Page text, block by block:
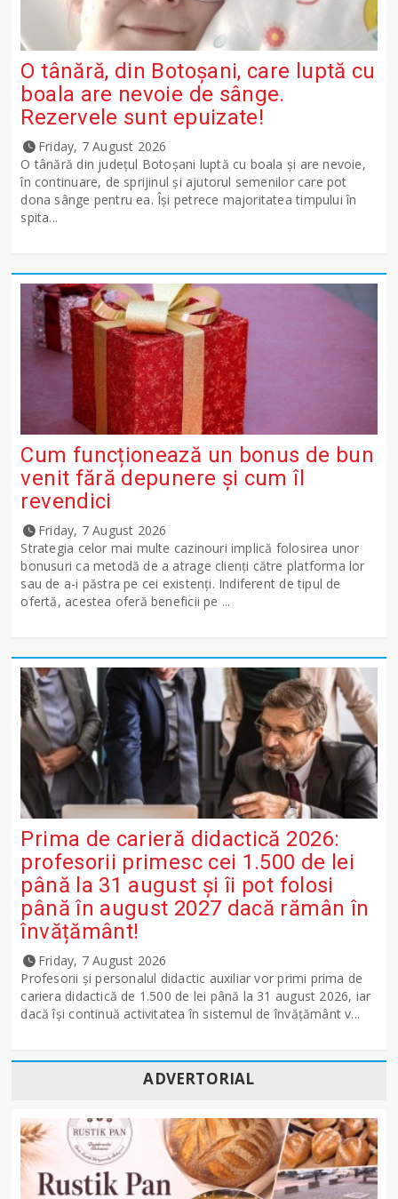
O tânără, din Botoșani, care luptă cu
boala are nevoie de sânge.
Rezervele sunt epuizate!
Friday, 7 August 2026
O tânără din județul Botoșani luptă cu boala și are nevoie,
în continuare, de sprijinul și ajutorul semenilor care pot
dona sânge pentru ea. Își petrece majoritatea timpului în
spita...
Cum funcționează un bonus de bun
venit fără depunere și cum îl
revendici
Friday, 7 August 2026
Strategia celor mai multe cazinouri implică folosirea unor
bonusuri ca metodă de a atrage clienți către platforma lor
sau de a-i păstra pe cei existenți. Indiferent de tipul de
ofertă, acestea oferă beneficii pe ...
Prima de carieră didactică 2026:
profesorii primesc cei 1.500 de lei
până la 31 august și îi pot folosi
până în august 2027 dacă rămân în
învățământ!
Friday, 7 August 2026
Profesorii și personalul didactic auxiliar vor primi prima de
cariera didactică de 1.500 de lei până la 31 august 2026, iar
dacă își continuă activitatea în sistemul de învățământ v...
ADVERTORIAL